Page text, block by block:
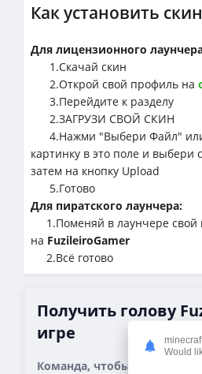
Как установить
Для лицензионного
1.Cкачай скин
2.Открой свой профиль на
3.Перейдите к разделу
2.ЗАГРУЗИ СВОЙ СКИН
4.Нажми "Выбери Файл" или
картинку в это поле и выбери
затем на кнопку Upload
5.Готово
Для пиратского лаунчера:
1.Поменяй в лаунчере свой
на FuzileiroGamer
2.Всё готово
Получить голову
игре
Команда, чтобы получить
Would